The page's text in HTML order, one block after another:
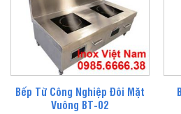
Bếp Từ Công Nghiệp Đôi Mặt
Vuông BT-02